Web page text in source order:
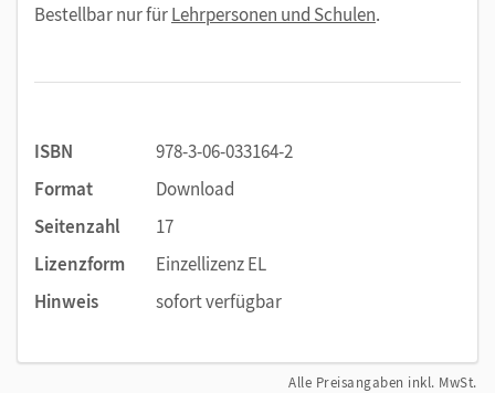
Bestellbar nur fürLehrpersonen und Schulen.
ISBN
978-3-06-033164-2
Format
Download
Seitenzahl
17
Lizenzform
Einzellizenz EL
Hinweis
sofort verfügbar
Alle Preisangaben inkl. MwSt.